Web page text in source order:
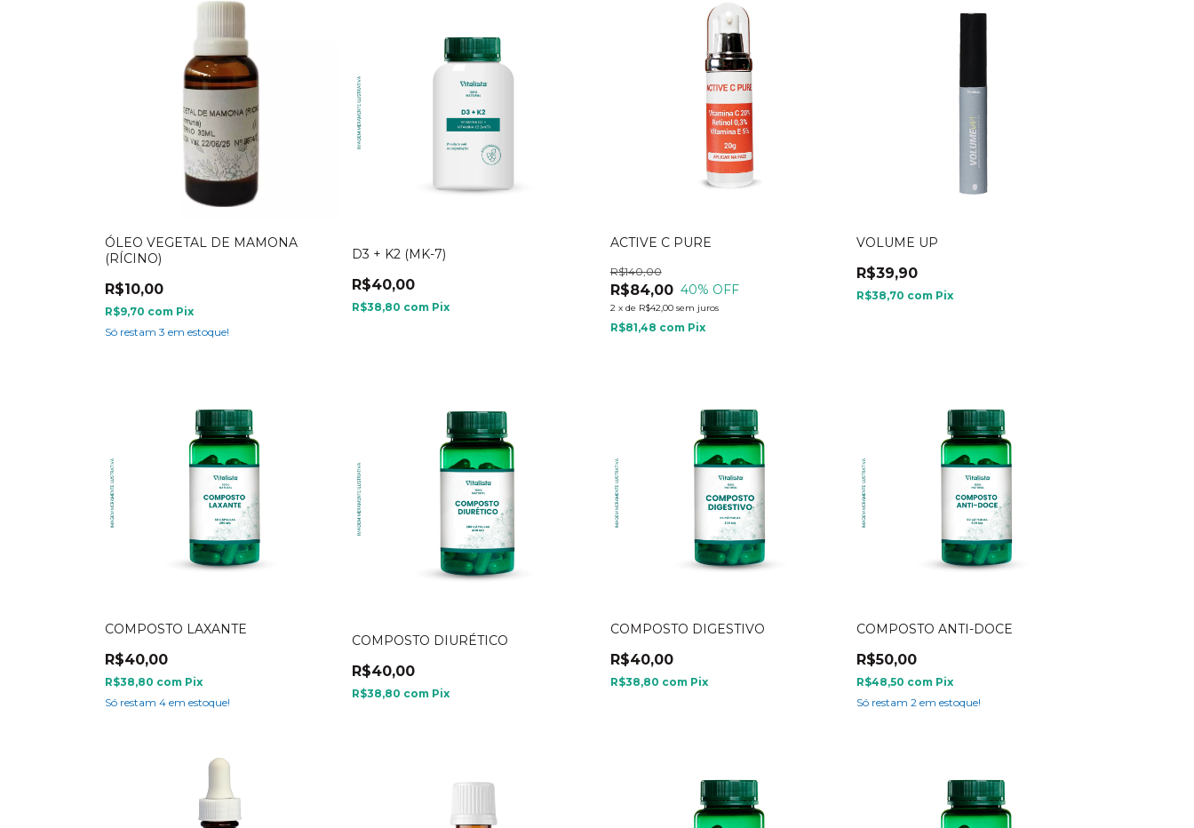
ÓLEO VEGETAL DE MAMONA
(RÍCINO)
R$10,00
R$9,70 com Pix
Só restam 3 em estoque!
D3 + K2 (MK-7)
R$40,00
R$38,80 com Pix
ACTIVE C PURE
R$84,00
R$140,00
40% OFF
2 x de R$42,00 sem juros
R$81,48 com Pix
VOLUME UP
R$39,90
R$38,70 com Pix
COMPOSTO LAXANTE
R$40,00
R$38,80 com Pix
Só restam 4 em estoque!
COMPOSTO DIURÉTICO
R$40,00
R$38,80 com Pix
COMPOSTO DIGESTIVO
R$40,00
R$38,80 com Pix
COMPOSTO ANTI-DOCE
R$50,00
R$48,50 com Pix
Só restam2 em estoque!